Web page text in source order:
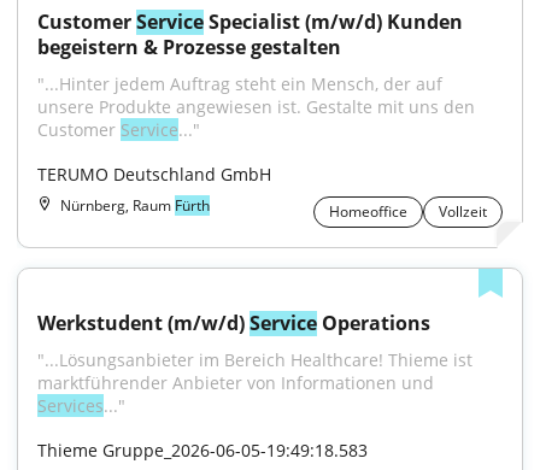
Customer Service Specialist (m/w/d) Kunden
begeistern & Prozesse gestalten
"...Hinter jedem Auftrag steht ein Mensch, der auf
unsere Produkte angewiesen ist. Gestalte mit uns den
Customer Service..."
TERUMO Deutschland GmbH
Nürnberg, Raum Fürth Homeoffice Vollzeit
Werkstudent (m/w/d) Service Operations
"...Lösungsanbieter im Bereich Healthcare! Thieme ist
Services..."
Thieme Gruppe_2026-06-05-19:49:18.583